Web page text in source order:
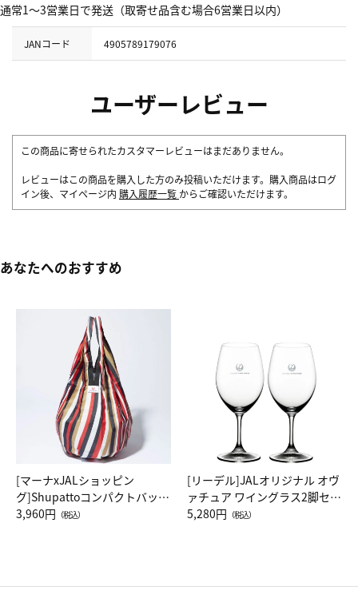
通常1～3営業日で発送（取寄せ品含む場合6営業日以内）
JANコード 4905789179076
ユーザーレビュー
この商品に寄せられたカスタマーレビューはまだありません。
レビューはこの商品を購入した方のみ投稿いただけます。購入商品はログ
イン後、マイページ内 購入履歴一覧 からご確認いただけます。
あなたへのおすすめ
[マーナxJALショッピン
グ]Shupattoコンパクトバッグ
Drop JAL客室乗務員（LC）ス
3,960円 （税込）
[リーデル]JALオリジナル オヴ
ァチュア ワイングラス2脚セッ
ト（レッドワイン）
5,280円 （税込）